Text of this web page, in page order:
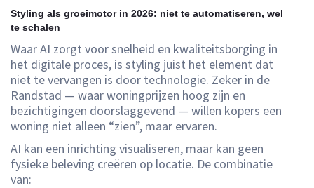
Styling als groeimotor in 2026: niet te automatiseren, wel
te schalen
Waar AI zorgt voor snelheid en kwaliteitsborging in
het digitale proces, is styling juist het element dat
niet te vervangen is door technologie. Zeker in de
Randstad — waar woningprijzen hoog zijn en
bezichtigingen doorslaggevend — willen kopers een
woning niet alleen “zien”, maar ervaren.
AI kan een inrichting visualiseren, maar kan geen
fysieke beleving creëren op locatie. De combinatie
van: